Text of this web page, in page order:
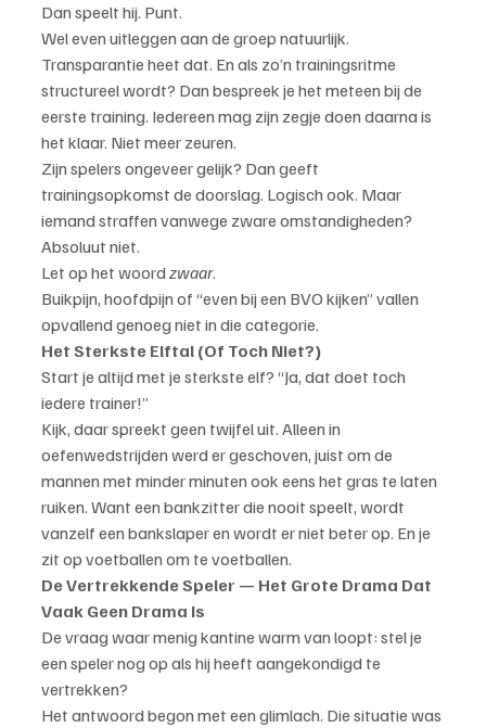
Dan speelt hij. Punt.
Wel even uitleggen aan de groep natuurlijk.
Transparantie heet dat. En als zo’n trainingsritme
structureel wordt? Dan bespreek je het meteen bij de
eerste training. Iedereen mag zijn zegje doen daarna is
het klaar. Niet meer zeuren.
Zijn spelers ongeveer gelijk? Dan geeft
trainingsopkomst de doorslag. Logisch ook. Maar
iemand straffen vanwege zware omstandigheden?
Absoluut niet.
Let op het woord zwaar.
Buikpijn, hoofdpijn of “even bij een BVO kijken” vallen
opvallend genoeg niet in die categorie.
Het Sterkste Elftal (Of Toch Niet?)
Start je altijd met je sterkste elf? “Ja, dat doet toch
iedere trainer!”
Kijk, daar spreekt geen twijfel uit. Alleen in
oefenwedstrijden werd er geschoven, juist om de
mannen met minder minuten ook eens het gras te laten
ruiken. Want een bankzitter die nooit speelt, wordt
vanzelf een bankslaper en wordt er niet beter op. En je
zit op voetballen om te voetballen.
De Vertrekkende Speler — Het Grote Drama Dat
Vaak Geen Drama Is
De vraag waar menig kantine warm van loopt: stel je
een speler nog op als hij heeft aangekondigd te
vertrekken?
Het antwoord begon met een glimlach. Die situatie was